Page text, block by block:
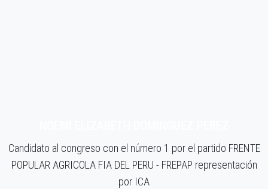
Candidato al congreso con el número 1 por el partido FRENTE
POPULAR AGRICOLA FIA DEL PERU - FREPAP representación
por ICA